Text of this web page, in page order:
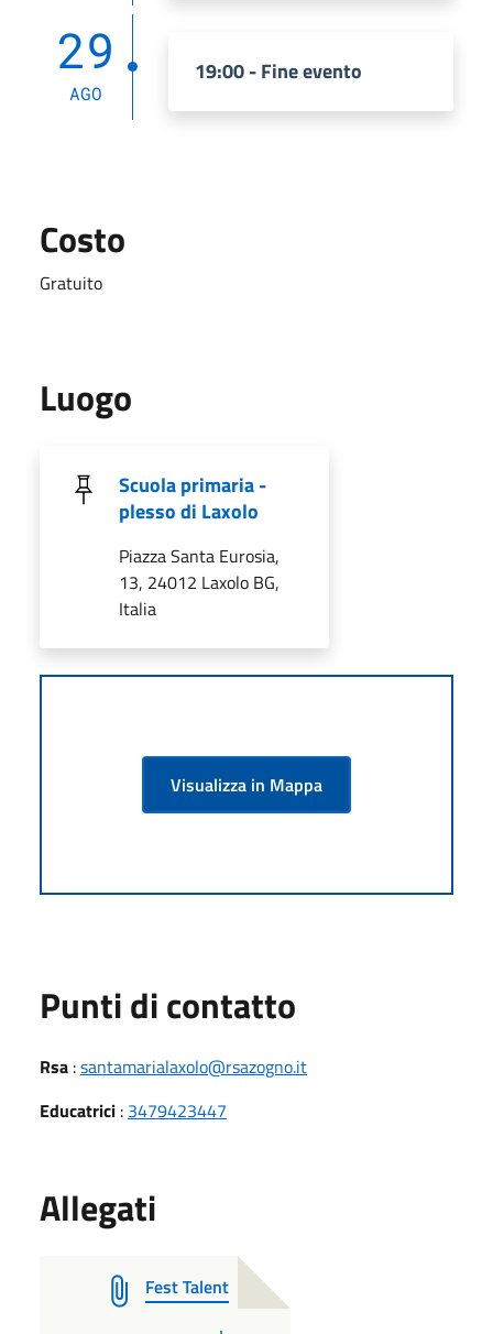
29
AGO
19:00 - Fine evento
Costo
Gratuito
Luogo
Scuola primaria -
plesso di Laxolo
Piazza Santa Eurosia,
13, 24012 Laxolo BG,
Italia
Visualizza in Mappa
Punti di contatto
Rsa :santamarialaxolo@rsazogno.it
Educatrici : 3479423447
Allegati
Fest Talent